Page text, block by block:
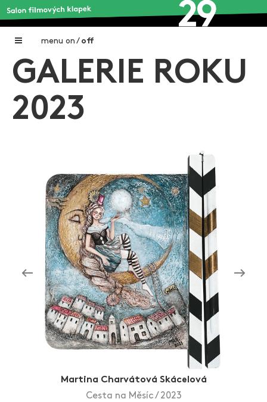
menu on / off
Home
Galerie filmových klapek
Aktuální výstavy
Aukce filmových klapek
Aktuality
Zlín Film Festival
GALERIE ROKU
2023
Martina Charvátová Skácelová
Cesta na Měsíc / 2023